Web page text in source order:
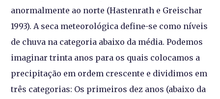
anormalmente ao norte (Hastenrath e Greischar
1993). A seca meteorológica define-se como níveis
de chuva na categoria abaixo da média. Podemos
imaginar trinta anos para os quais colocamos a
precipitação em ordem crescente e dividimos em
três categorias: Os primeiros dez anos (abaixo da